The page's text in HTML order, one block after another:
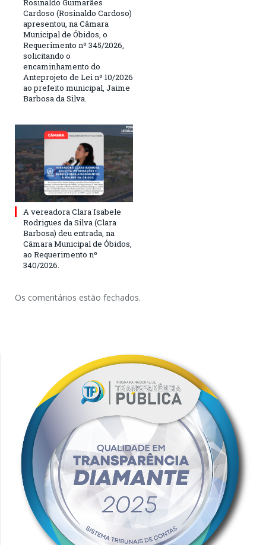
Rosinaldo Guimarães
Cardoso (Rosinaldo Cardoso)
apresentou, na Câmara
Municipal de Óbidos, o
Requerimento nº 345/2026,
solicitando o
encaminhamento do
Anteprojeto de Lei nº 10/2026
ao prefeito municipal, Jaime
Barbosa da Silva.
A vereadora Clara Isabele
Rodrigues da Silva (Clara
Barbosa) deu entrada, na
Câmara Municipal de Óbidos,
ao Requerimento nº
340/2026.
Os comentários estão fechados.